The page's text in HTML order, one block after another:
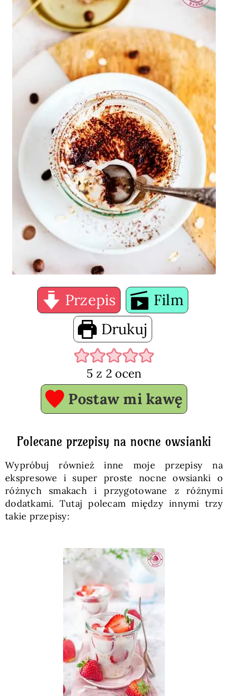
Przepis
Film
Drukuj
5 z 2 ocen
Postaw mi kawę
Polecane przepisy na nocne owsianki
Wypróbuj również inne moje przepisy na
ekspresowe i super proste nocne owsianki o
różnych smakach i przygotowane z różnymi
dodatkami. Tutaj polecam między innymi trzy
takie przepisy: